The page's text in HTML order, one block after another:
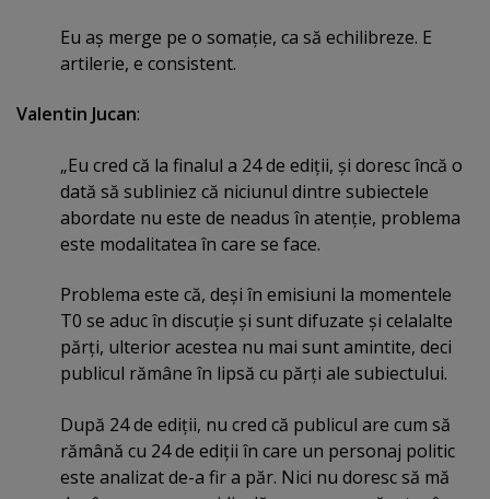
Eu aş merge pe o somaţie, ca să echilibreze. E
artilerie, e consistent.
Valentin Jucan:
„Eu cred că la finalul a 24 de ediţii, şi doresc încă o
dată să subliniez că niciunul dintre subiectele
abordate nu este de neadus în atenţie, problema
este modalitatea în care se face.
Problema este că, deşi în emisiuni la momentele
T0 se aduc în discuţie şi sunt difuzate şi celalalte
părţi, ulterior acestea nu mai sunt amintite, deci
publicul rămâne în lipsă cu părţi ale subiectului.
După 24 de ediţii, nu cred că publicul are cum să
rămână cu 24 de ediţii în care un personaj politic
este analizat de-a fir a păr. Nici nu doresc să mă